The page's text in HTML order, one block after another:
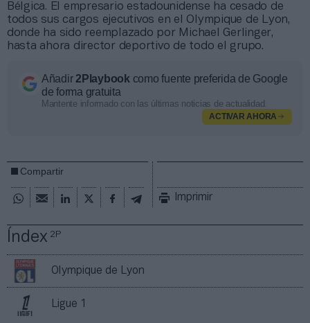
Índex2P
Olympique de Lyon
Ligue 1
Bélgica. El empresario estadounidense ha cesado de
todos sus cargos ejecutivos en el Olympique de Lyon,
donde ha sido reemplazado por Michael Gerlinger,
hasta ahora director deportivo de todo el grupo.
Añadir2Playbook como fuente preferida de Google
de forma gratuita
Mantente informado con las últimas noticias de actualidad.
ACTIVAR AHORA
Compartir
Imprimir